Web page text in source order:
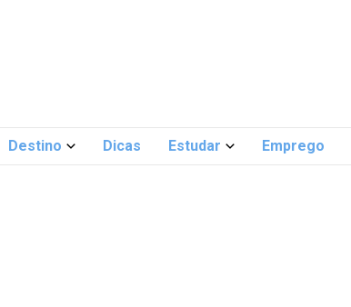
Destino Dicas Estudar Emprego